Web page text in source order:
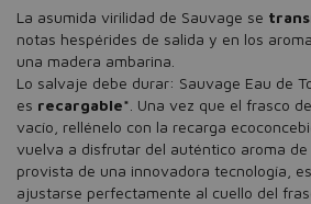
La asumida virilidad de Sauvage se
notas hespérides de salida y en los
una madera ambarina.
Lo salvaje debe durar: Sauvage Eau de
es recargable* . Una vez que el frasco
vacío, rellénelo con la recarga
vuelva a disfrutar del auténtico aroma de
provista de una innovadora tecnología,
ajustarse perfectamente al cuello del